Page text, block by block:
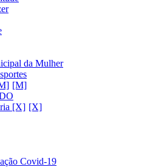
da Mulher
[X]
Covid-19